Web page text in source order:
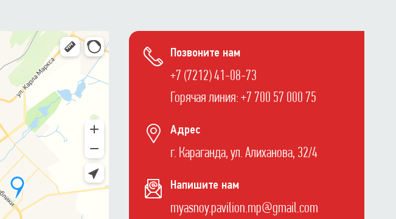
Позвоните нам
+7 (7212) 41-08-73
Горячая линия: +7 700 57 000 75
Адрес
г. Караганда, ул. Алиханова, 32/4
Напишите нам
myasnoy.pavilion.mp@gmail.com